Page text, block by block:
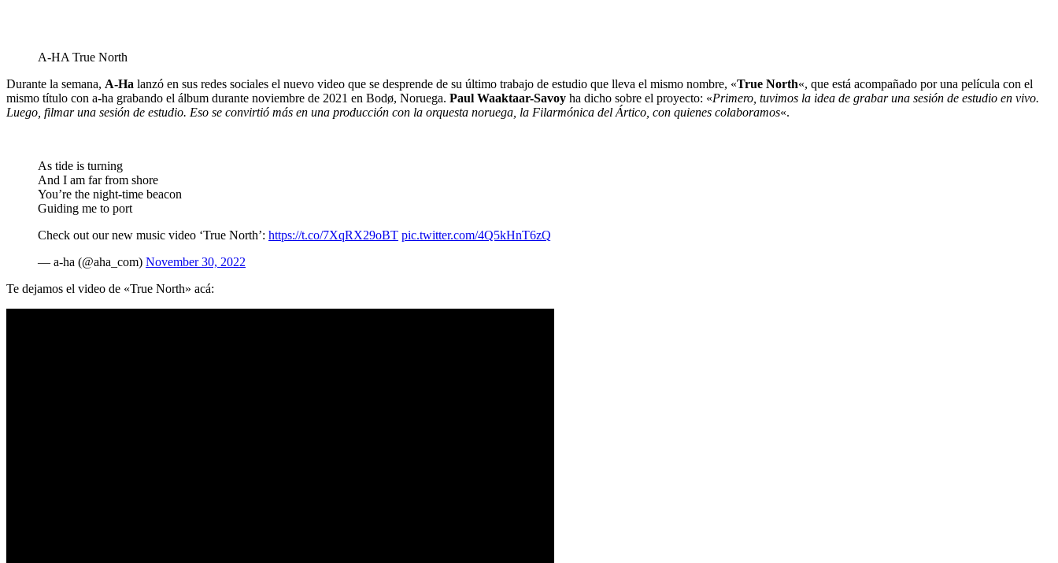
A-HA True North
Durante la semana, A-Ha lanzó en sus redes sociales el nuevo video que se desprende de su último trabajo de estudio que lleva el mismo nombre, «True North«, que está acompañado por una película con el
mismo título con a-ha grabando el álbum durante noviembre de 2021 en Bodø, Noruega. Paul Waaktaar-Savoy ha dicho sobre el proyecto: «Primero, tuvimos la idea de grabar una sesión de estudio en vivo.
Luego, filmar una sesión de estudio. Eso se convirtió más en una producción con la orquesta noruega, la Filarmónica del Ártico, con quienes colaboramos«.
As tide is turning
And I am far from shore
You’re the night-time beacon
Guiding me to port
Check out our new music video ‘True North’: https://t.co/7XqRX29oBT pic.twitter.com/4Q5kHnT6zQ
— a-ha (@aha_com) November 30, 2022
Te dejamos el video de «True North» acá: